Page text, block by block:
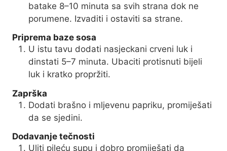
batake 8–10 minuta sa svih strana dok ne
porumene. Izvaditi i ostaviti sa strane.
Priprema baze sosa
U istu tavu dodati nasjeckani crveni luk i
dinstati 5–7 minuta. Ubaciti protisnuti bijeli
luk i kratko propržiti.
Zaprška
Dodati brašno i mljevenu papriku, promiješati
da se sjedini.
Dodavanje tečnosti
Uliti pileću supu i dobro promiješati da